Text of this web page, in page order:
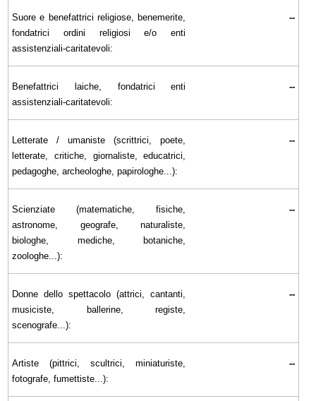
Suore e benefattrici religiose, benemerite,
fondatrici ordini religiosi e/o enti
assistenziali-caritatevoli:
--
Benefattrici laiche, fondatrici enti
assistenziali-caritatevoli:
--
Letterate / umaniste (scrittrici, poete,
letterate, critiche, giornaliste, educatrici,
pedagoghe, archeologhe, papirologhe...):
--
Scienziate (matematiche, fisiche,
astronome, geografe, naturaliste,
biologhe, mediche, botaniche,
zoologhe...):
--
Donne dello spettacolo (attrici, cantanti,
musiciste, ballerine, registe,
scenografe...):
--
Artiste (pittrici, scultrici, miniaturiste,
fotografe, fumettiste...):
--